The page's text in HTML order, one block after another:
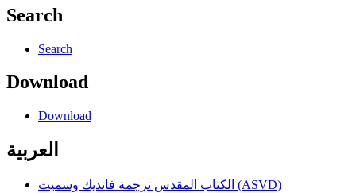
Search
Search
Download
Download
العربية
الكتاب المقدس ترجمة فانديك وسميث (ASVD)